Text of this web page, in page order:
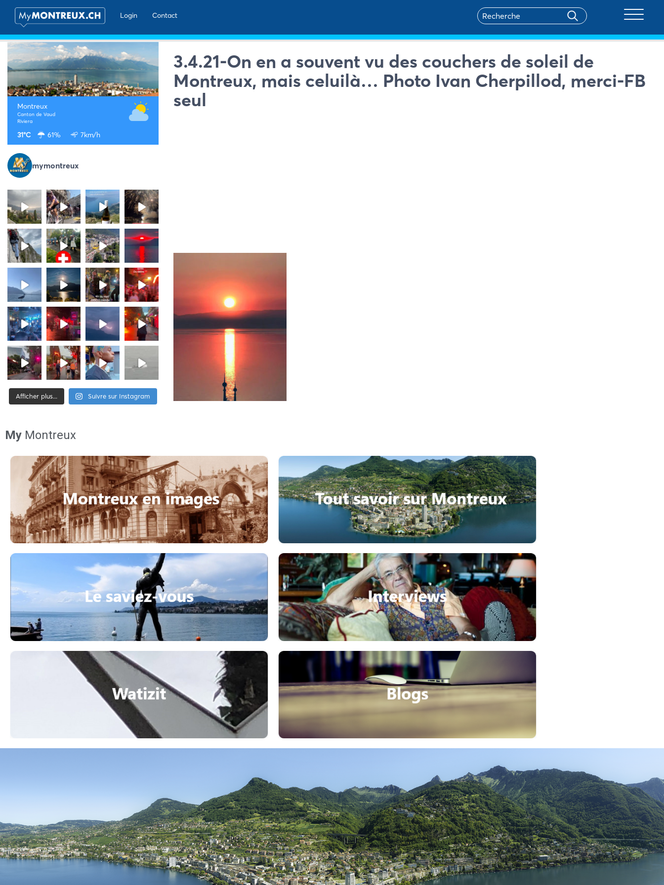
Login
Contact
Montreux
Canton de Vaud
Riviera
31°C 61% 7km/h
mymontreux
Afficher plus... Suivre sur Instagram
3.4.21-On en a souvent vu des couchers de soleil de
Montreux, mais celuilà… Photo Ivan Cherpillod, merci-FB
seul
My Montreux